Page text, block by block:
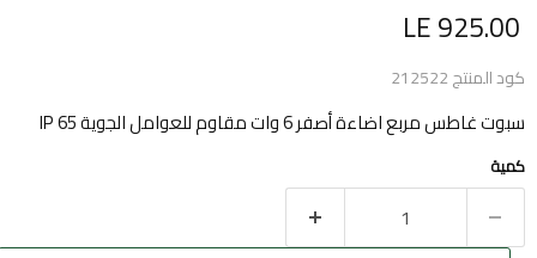
السعر الحالي
LE 925.00
كود المنتج212522
سبوت غاطس مربع اضاءة أصفر 6 وات مقاوم للعوامل الجوية IP 65
كمية